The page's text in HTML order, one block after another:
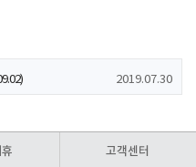
2019.07.30
고객센터